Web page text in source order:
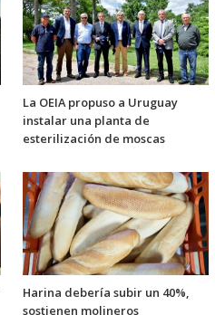
La OEIA propuso a Uruguay
instalar una planta de
esterilización de moscas
Harina debería subir un 40%,
sostienen molineros